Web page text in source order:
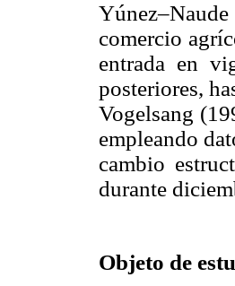
comercio
entrada en
posteriores,
Vogelsang
empleando
cambio
durante
Objeto de